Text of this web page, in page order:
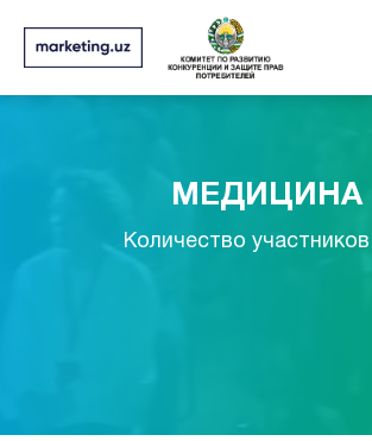
МЕДИЦИНА
Количество участников